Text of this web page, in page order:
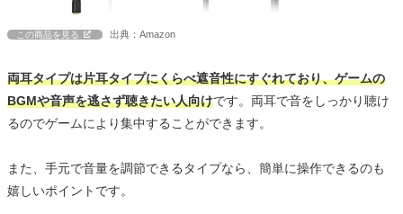
この商品を見る 出典：Amazon
両耳タイプは片耳タイプにくらべ遮音性にすぐれており、ゲームの
BGMや音声を逃さず聴きたい人向けです。両耳で音をしっかり聴け
るのでゲームにより集中することができます。
また、手元で音量を調節できるタイプなら、簡単に操作できるのも
嬉しいポイントです。